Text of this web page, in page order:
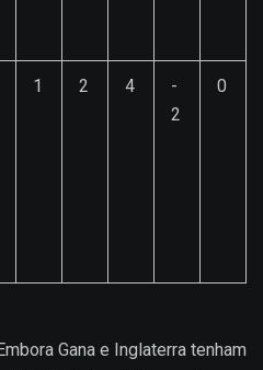
1 2 4
-
2
0
Embora Gana e Inglaterra tenham